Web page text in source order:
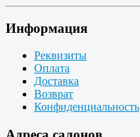
Информация
Реквизиты
Оплата
Доставка
Возврат
Конфиденциальность